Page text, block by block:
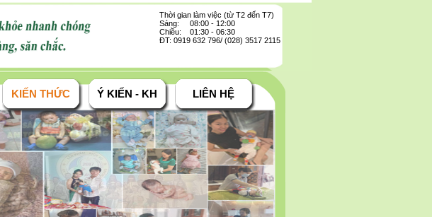
Thời gian làm việc (từ T2 đến T7)
Sáng: 08:00 - 12:00
Chiều: 01:30 - 06:30
ĐT: 0919 632 796/ (028) 3517 2115
KIẾN THỨC Ý KIẾN - KH LIÊN HỆ